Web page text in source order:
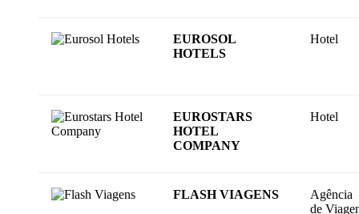
EUROSOL
HOTELS
Hotel
EUROSTARS
HOTEL
COMPANY
Hotel
FLASH VIAGENS
Agência
de